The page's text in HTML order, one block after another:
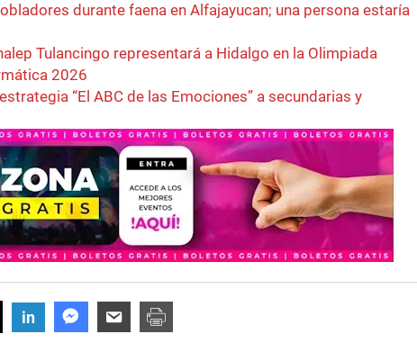
durante faena en Alfajayucan; una persona estaría
Tulancingo representará a Hidalgo en la Olimpiada
2026
“El ABC de las Emociones” a secundarias y
in